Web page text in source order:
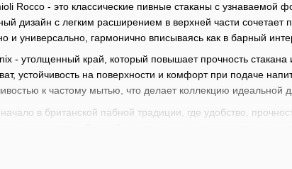
Rocco - это классические пивные стаканы с
дизайн с легким расширением в верхней части сочетает
и универсально, гармонично вписываясь как в барный
- утолщенный край, который повышает прочность
устойчивость на поверхности и комфорт при подаче
к частому мытью, что делает коллекцию идеальной
в британской пабной традиции, где удобство,